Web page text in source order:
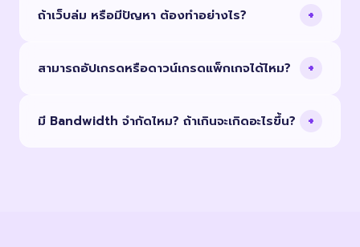
ผ่านแอปธนาคาร) และโอนเงินผ่านธนาคาร (Admin ยืนยัน
เสร็จรับเงินให้อัตโนมัติ ทั้งนี้ระบบไม่สามารถออกใบกำกับภาษี
ถ้าเว็บล่ม หรือมีปัญหา ต้องทำอย่างไร? +
พร้อมช่วยเหลือ 24 ชั่วโมง 7 วันต่อสัปดาห์ ปัญหาเร่งด่วน
สามารถอัปเกรดหรือดาวน์เกรดแพ็กเกจได้ไหม? +
เหลือ สำหรับดาวน์เกรด กรุณาติดต่อทีมงานก่อนวันต่ออายุ
มี Bandwidth จำกัดไหม? ถ้าเกินจะเกิดอะไรขึ้น? +